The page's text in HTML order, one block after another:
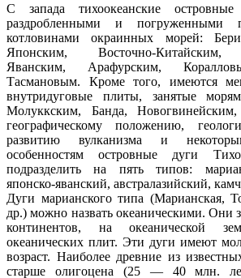
С запада тихоокеанские
раздробленными и погруженными
котловинами окраинных морей:
Японским, Восточно-Китайским,
Яванским, Арафурским,
Тасмановым. Кроме того, имеются
внутридуговые плиты, занятые
Молуккским, Банда,
географическому положению,
развитию вулканизма и
особенностям островные дуги
подразделить на пять типов:
японско-яванский, австралазийский,
Дуги марианского типа (Марианская,
др.) можно назвать океаническими. Они
континентов, на океанической
океанических плит. Эти дуги имеют
возраст. Наиболее древние из
старше олигоцена (25 — 40 млн.